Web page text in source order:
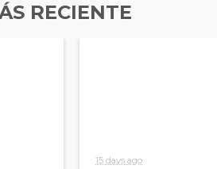
RECIENTE
15 days ago